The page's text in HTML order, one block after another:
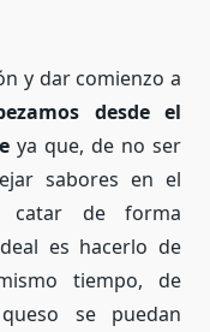
y dar comienzo a
desde el
ya que, de no ser
sabores en el
catar de forma
es hacerlo de
tiempo, de
se puedan